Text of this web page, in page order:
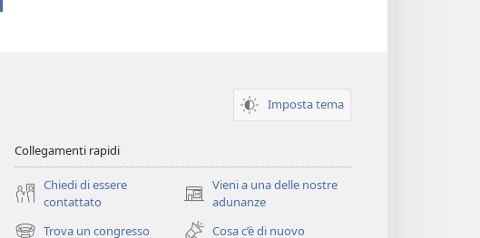
Imposta tema
Collegamenti rapidi
Chiedi di essere
contattato
Vieni a una delle nostre
adunanze
(apre
una
Trova un congresso Cosa c’è di nuovo